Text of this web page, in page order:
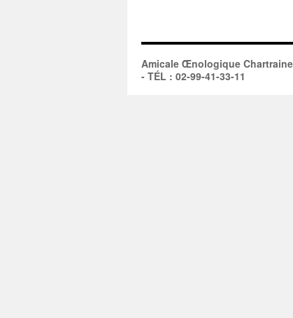
Amicale Œnologique Chartraine
- TÉL : 02-99-41-33-11